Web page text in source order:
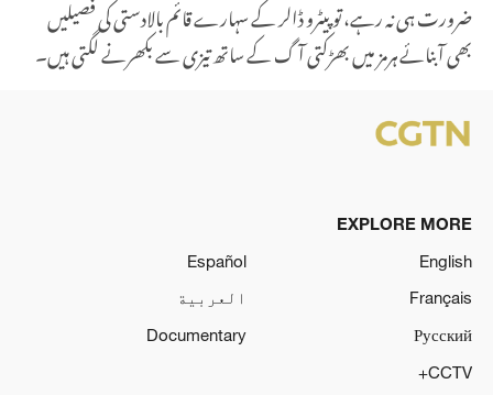
ضرورت ہی نہ رہے، تو پیٹرو ڈالر کے سہارے قائم بالادستی کی فصیلیں
بھی آبنائے ہرمز میں بھڑکتی آگ کے ساتھ تیزی سے بکھرنے لگتی ہیں۔
EXPLORE MORE
English
Español
Français
العربية
Русский
Documentary
CCTV+